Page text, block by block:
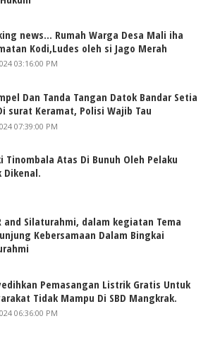
news... Rumah Warga Desa Mali iha
Kodi,Ludes oleh si Jago Merah
03:16:00 PM
Dan Tanda Tangan Datok Bandar Setia
surat Keramat, Polisi Wajib Tau
07:39:00 PM
Tinombala Atas Di Bunuh Oleh Pelaku
Dikenal.
and Silaturahmi, dalam kegiatan Tema
Kebersamaan Dalam Bingkai
Pemasangan Listrik Gratis Untuk
Tidak Mampu Di SBD Mangkrak.
06:36:00 PM